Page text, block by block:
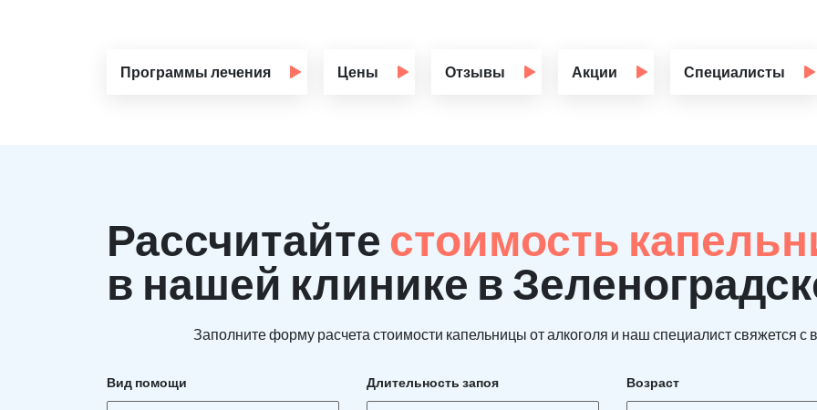
Программы лечения Цены Отзывы Акции Специалисты
Рассчитайте стоимость
в нашей клинике в
Заполните форму расчета стоимости капельницы от алкоголя и наш специалист свяжется с
Вид помощи Длительность запоя Возраст